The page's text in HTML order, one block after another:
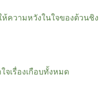
ห้ความหวังในใจของต้วนชิง
จเรื่องเกือบทั้งหมด